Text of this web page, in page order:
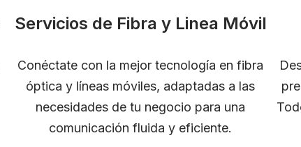
Servicios de Fibra y Linea Móvil
Conéctate con la mejor tecnología en fibra
óptica y líneas móviles, adaptadas a las
necesidades de tu negocio para una
comunicación fluida y eficiente.